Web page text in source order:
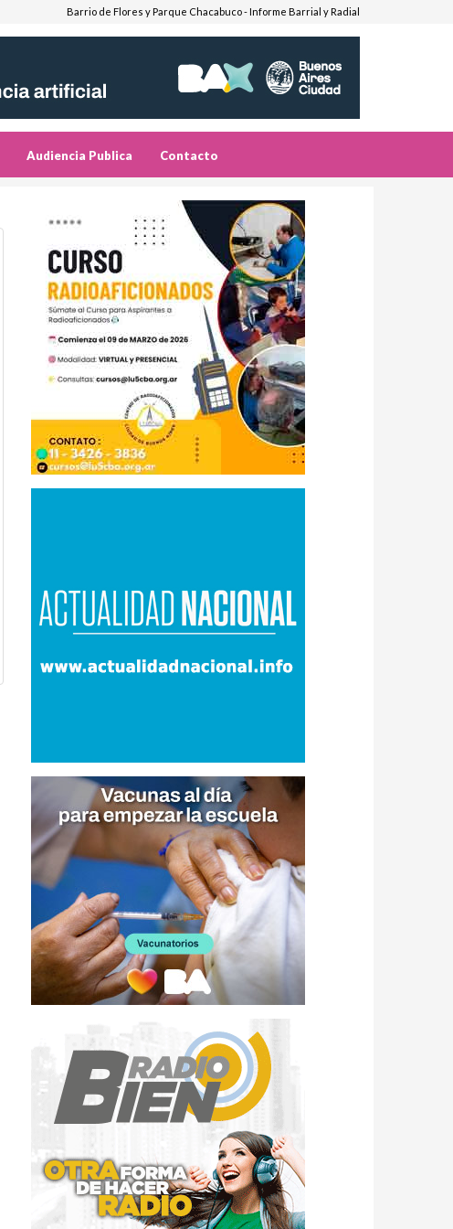
Barrio de Flores y Parque Chacabuco - Informe Barrial y Radial
Audiencia Publica Contacto